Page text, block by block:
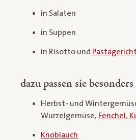
in Salaten
in Suppen
in Risotto und
dazu passen sie
Herbst- und
Wurzelgemüse, Fenchel,
Knoblauch